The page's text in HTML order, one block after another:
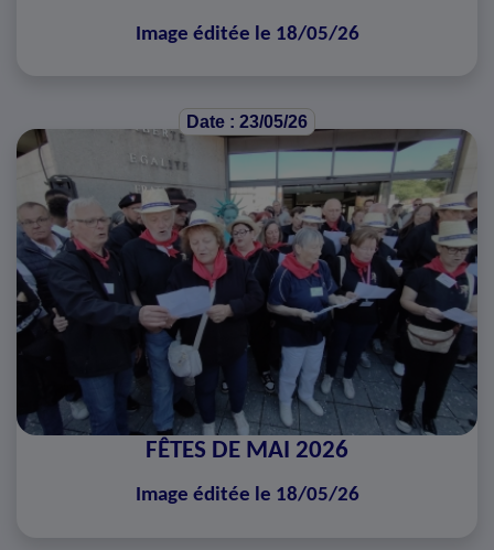
Image éditée le 18/05/26
Date : 23/05/26
FÊTES DE MAI 2026
Image éditée le 18/05/26